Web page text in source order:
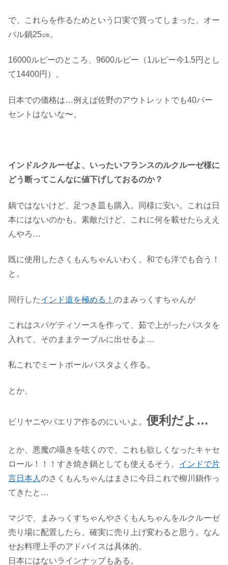
で、これらを作るためという口実で買ってしまった、オー
バル鍋25㎝。
16000ルピーのところ、9600ルピー（1ルピー今1.5円とし
て14400円）。
日本での価格は…例えば佐野のアウトレットでも40パー
セントはないな〜。
インドルクルーゼよ、いったいフランスのルクルーゼ様に
どう断ってこんなに値下げしておるのか？
鍋ではないけど、足つき皿も購入。同様に安い。これは日
本にはないのかも。素敵だけど、これに何を載せたらええ
んやろ…
既に使用したさくもんちゃんいわく、和でも洋でも合う！
と。
同行したインド道を極める！ のまみっくすちゃんが
これはスパゲティソースを作って、茹で上がったパスタを
入れて、そのままテーブルに出せるよ …
私これでミートボールパスタよく作る。
とか、
ビリヤニやパエリア作るのにいいよ。 便利だよ …
とか、悪魔の囁きを呟くので、これも欲しくなったキャセ
ロール！！！すき焼き鍋としても使えるそう。 インドで片
言日本人 のさくもんちゃんはまさに今日これで柳川鍋作っ
てきたと…
マジで、まみっくすちゃんやさくもんちゃんをルクルーゼ
売り場に配置したら、確実に売り上げ変わると思う。なん
せお料理上手のアドバイスは具体的。
日本にはないラインナップもある。